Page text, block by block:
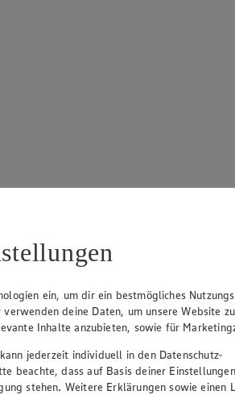
ein, um dir ein bestmögliches
deine Daten, um unsere Website zu
Inhalte anzubieten, sowie für
jederzeit individuell in den Datenschutz-
beachte, dass auf Basis deiner
stehen. Weitere Erklärungen sowie einen